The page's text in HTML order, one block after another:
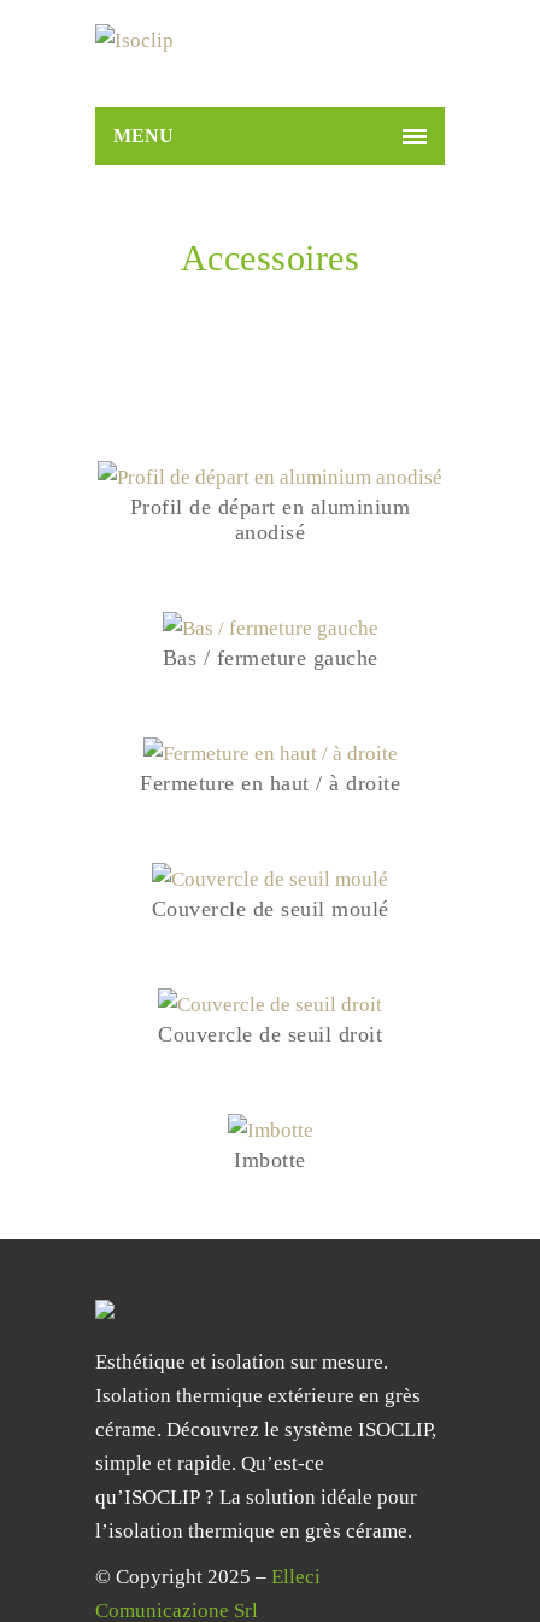
MENU
Accessoires
Profil de départ en aluminium
anodisé
Bas / fermeture gauche
Fermeture en haut / à droite
Couvercle de seuil moulé
Couvercle de seuil droit
Imbotte
Esthétique et isolation sur mesure.
Isolation thermique extérieure en grès
cérame. Découvrez le système ISOCLIP,
simple et rapide. Qu’est-ce
qu’ISOCLIP ? La solution idéale pour
l’isolation thermique en grès cérame.
© Copyright 2025 – Elleci
Comunicazione Srl